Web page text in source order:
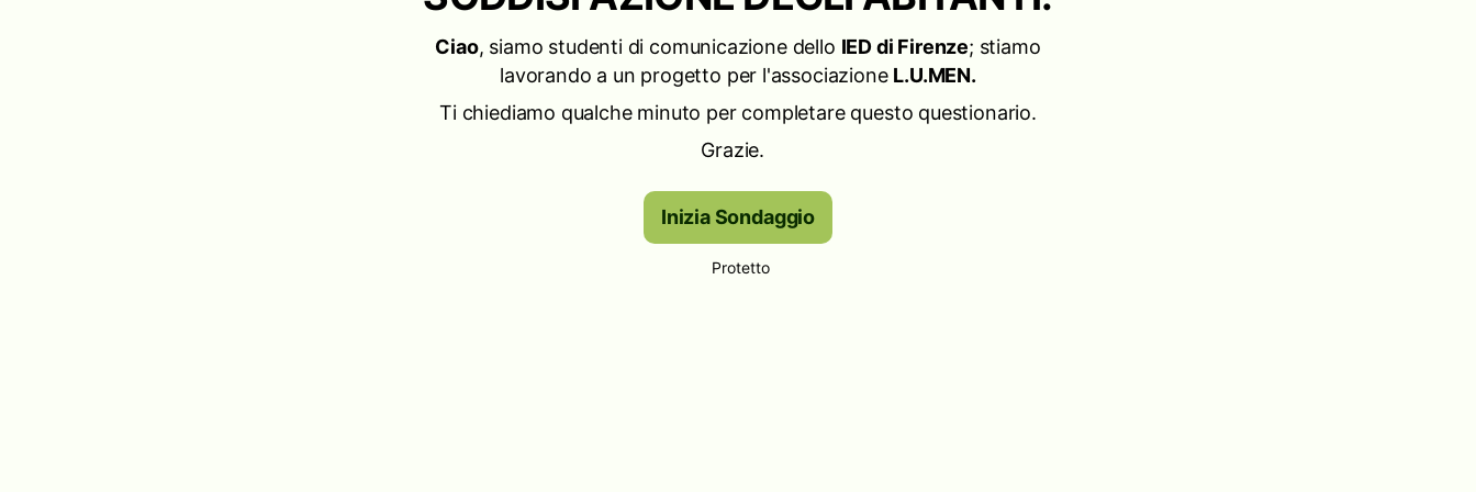
Ciao, siamo studenti di comunicazione dello IED di Firenze; stiamo
lavorando a un progetto per l'associazione L.U.MEN.
Ti chiediamo qualche minuto per completare questo questionario.
Grazie.
Inizia Sondaggio
Protetto